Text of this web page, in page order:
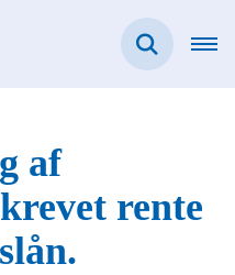
af
rente